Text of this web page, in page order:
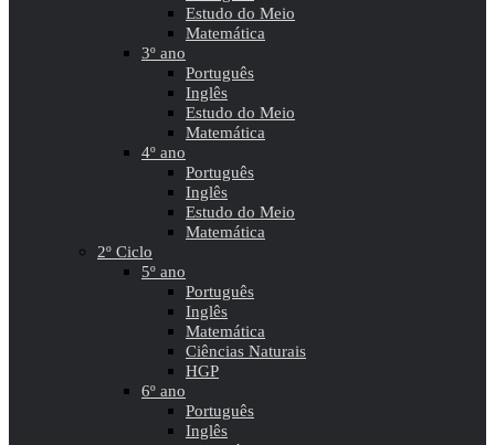
Estudo do Meio
Matemática
3º ano
Português
Inglês
Estudo do Meio
Matemática
4º ano
Português
Inglês
Estudo do Meio
Matemática
2º Ciclo
5º ano
Português
Inglês
Matemática
Ciências Naturais
HGP
6º ano
Português
Inglês